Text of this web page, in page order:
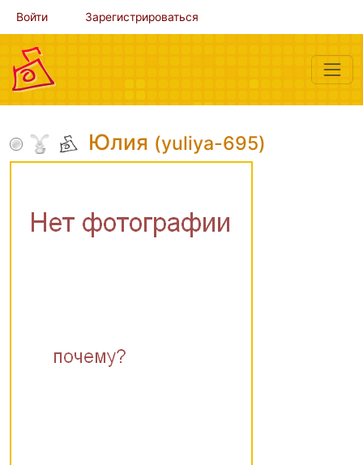
Войти Зарегистрироваться
Юлия (yuliya-695)